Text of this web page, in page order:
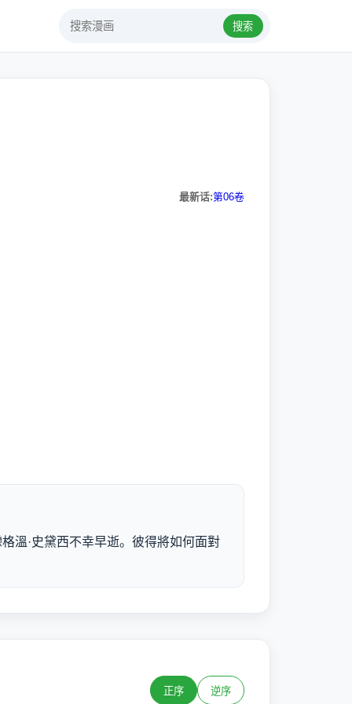
搜索
最新话:第06卷
溫·史黛西不幸早逝。彼得將如何面對
正序 逆序